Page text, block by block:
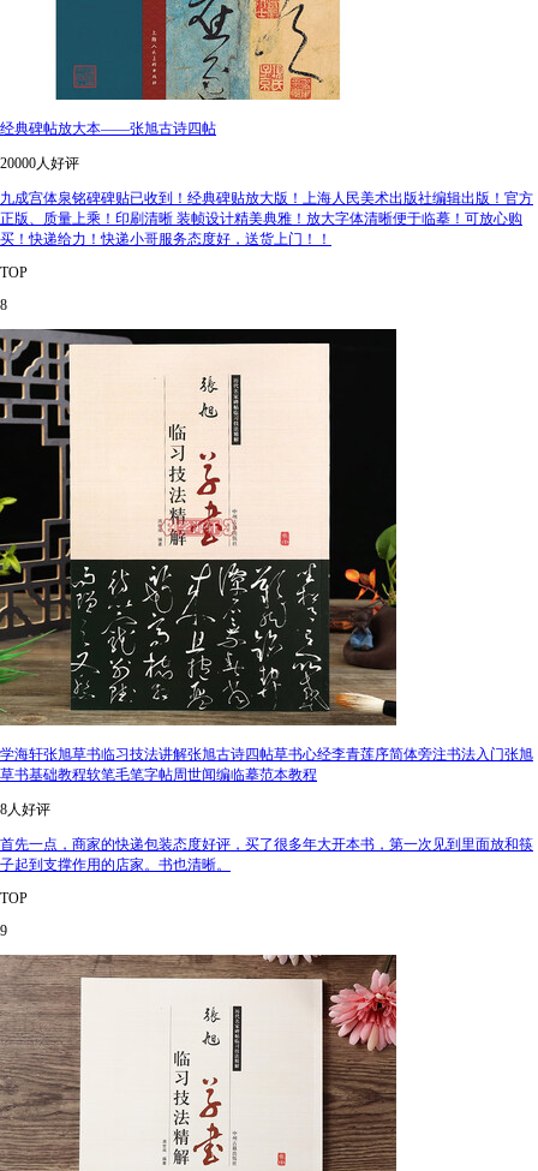
经典碑帖放大本——张旭古诗四帖
20000人好评
九成宫体泉铭碑碑贴已收到！经典碑贴放大版！上海人民美术出版社编辑出版！官方
正版、质量上乘！印刷清晰 装帧设计精美典雅！放大字体清晰便于临摹！可放心购
买！快递给力！快递小哥服务态度好，送货上门！！
TOP
8
学海轩张旭草书临习技法讲解张旭古诗四帖草书心经李青莲序简体旁注书法入门张旭
草书基础教程软笔毛笔字帖周世闻编临摹范本教程
8人好评
首先一点，商家的快递包装态度好评，买了很多年大开本书，第一次见到里面放和筷
子起到支撑作用的店家。书也清晰。
TOP
9